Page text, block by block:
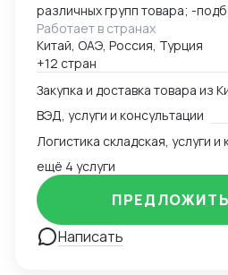
различных групп товара; -
доставка товара из Китая
Страны с которыми работаю по
США, ОАЭ, Турция, Китай, СНГ
Работает в странах
Китай, ОАЭ, Россия, Турция
+12 стран
ВЭД, услуги и консультации
ещё 4 услуги
Написать